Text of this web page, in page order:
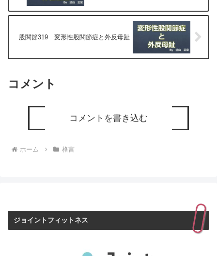
股関節319 変形性股関節症と外反母趾
コメント
コメントを書き込む
ホーム 格言
ジョイントフィットネス